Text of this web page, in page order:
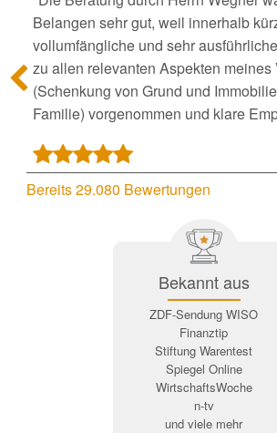
Belangen sehr gut, weil innerhalb
vollumfängliche und sehr
zu allen relevanten Aspekten meines
(Schenkung von Grund und
Familie) vorgenommen und klare
umgehend eine umfassende
wie ich vorzugehen habe und habe
nichts falsch zu machen."
Bereits 29.080 Bewertungen
Bekannt aus
ZDF-Sendung WISO
Finanztip
Stiftung Warentest
Spiegel Online
WirtschaftsWoche
n-tv
und viele mehr